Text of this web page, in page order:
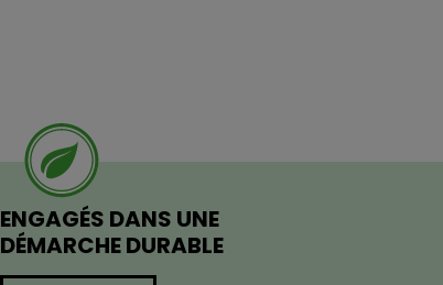
ENGAGÉS DANS UNE
DÉMARCHE DURABLE